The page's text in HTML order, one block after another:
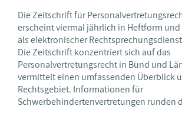
Die Zeitschrift für
erscheint viermal jährlich in Heftform
als elektronischer
Die Zeitschrift konzentriert sich auf das
Personalvertretungsrecht in Bund und
vermittelt einen umfassenden Überblick
Rechtsgebiet. Informationen für
Schwerbehindertenvertretungen runden